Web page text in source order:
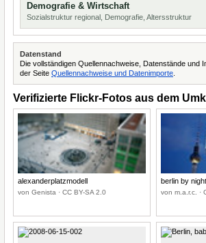
Demografie & Wirtschaft
Sozialstruktur regional, Demografie, Altersstruktur
Datenstand
Die vollständigen Quellennachweise, Datenstände und
der Seite Quellennachweise und Datenimporte
Verifizierte Flickr-Fotos aus dem
alexanderplatzmodell
von Genista · CC BY-SA 2.0
berlin by night
von m.a.r.c. ·